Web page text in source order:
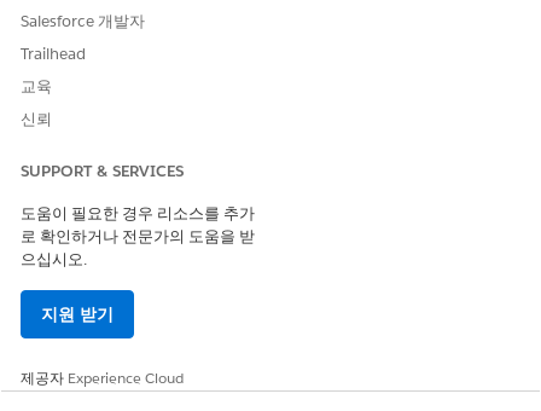
Salesforce 개발자
Trailhead
교육
신뢰
SUPPORT & SERVICES
도움이 필요한 경우 리소스를 추가
로 확인하거나 전문가의 도움을 받
으십시오.
지원 받기
제공자 Experience Cloud